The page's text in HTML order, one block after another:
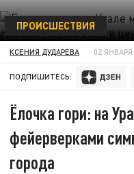
ПРОИСШЕСТВИЯ
КСЕНИЯ ДУДАРЕВА 02 ЯНВАРЯ
ПОДПИШИТЕСЬ:
Ёлочка гори: на
фейерверками
города